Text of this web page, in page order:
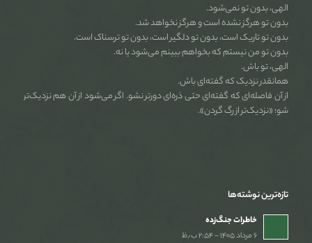
الهی، بدون تو نمی‌شود.
بدون تو هرگز نشده است و هرگز نخواهد شد.
بدون تو تاریک است، بدون تو دلگیر است، بدون تو ترسناک است.
بدون تو من نیستم که بخواهم ببینم می‌شود یا نه.
الهی، تو باش.
همانقدر نزدیک که گفته‌ای باش.
از آن فاصله‌ای که گفته‌ای حتی ذره‌ای دورتر نشو. اگر می‌شود از آن هم نزدیک‌تر
شو؛ «نزدیک‌تر از رگ گردن».
تازه‌ترین نوشته‌ها
خاطرات جنگ‌‌زده
۶ مرداد ۱۴۰۵ - ۲:۵۴ ب٫ظ